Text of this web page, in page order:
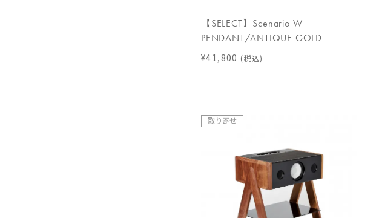
【SELECT】Scenario W
PENDANT/ANTIQUE GOLD
¥41,800 (税込)
取り寄せ